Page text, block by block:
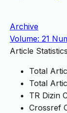
Archive
Volume: 21
Article Statistics
Total
Total
TR Dizin
Crossref